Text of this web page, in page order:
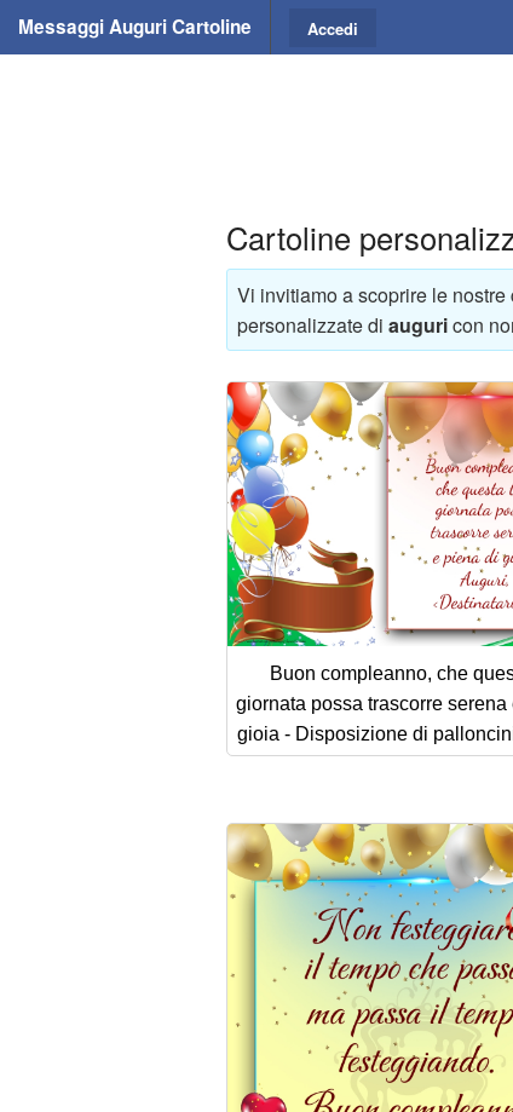
Messaggi Auguri Cartoline Accedi
Cartoline
Vi invitiamo a scoprire le
personalizzate di auguricon
Buon compleanno, che
giornata possa trascorre serena
gioia - Disposizione di